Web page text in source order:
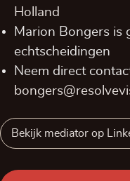
Holland
Marion Bongers is
echtscheidingen
Neem direct
Bekijk mediator op